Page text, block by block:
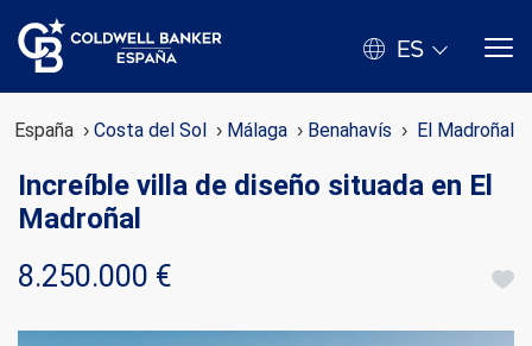
ES
España Costa del Sol Málaga Benahavís El Madroñal
Increíble villa de diseño situada en El
Madroñal
8.250.000 €